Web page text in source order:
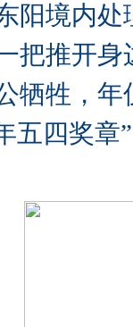
阳境内
把推开
牺牲，
五四奖章